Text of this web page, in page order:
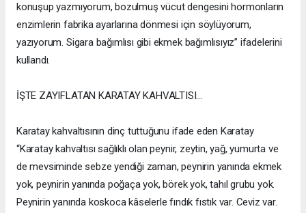
konuşup yazmıyorum, bozulmuş vücut dengesini hormonların
enzimlerin fabrika ayarlarına dönmesi için söylüyorum,
yazıyorum. Sigara bağımlısı gibi ekmek bağımlısıyız” ifadelerini
kullandı.
İŞTE ZAYIFLATAN KARATAY KAHVALTISI…
Karatay kahvaltısının dinç tuttuğunu ifade eden Karatay
“Karatay kahvaltısı sağlıklı olan peynir, zeytin, yağ, yumurta ve
de mevsiminde sebze yendiği zaman, peynirin yanında ekmek
yok, peynirin yanında poğaça yok, börek yok, tahıl grubu yok.
Peynirin yanında koskoca kâselerle fındık fıstık var. Ceviz var.